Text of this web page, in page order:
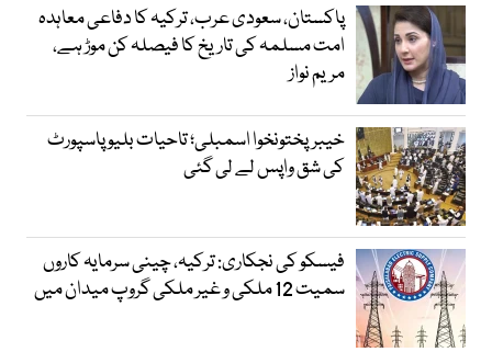
پاکستان، سعودی عرب، ترکیہ کا دفاعی معاہدہ
امت مسلمہ کی تاریخ کا فیصلہ کن موڑ ہے،
مریم نواز
خیبرپختونخوا اسمبلی؛ تاحیات بلیو پاسپورٹ
کی شق واپس لے لی گئی
فیسکو کی نجکاری: ترکیہ، چینی سرمایہ کاروں
سمیت 12 ملکی و غیر ملکی گروپ میدان میں